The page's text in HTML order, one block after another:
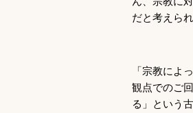
だと考えられ
「宗教によ
観点でのご
る」という